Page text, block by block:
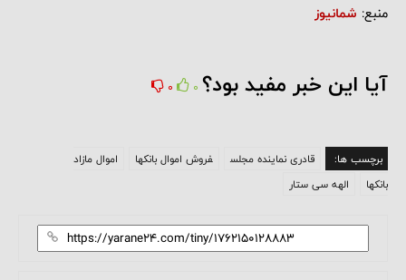
منبع: شمانیوز
آیا این خبر مفید بود؟ 0
0
برچسب ها: قادری نماینده مجلس فروش اموال بانکها
اموال مازاد
بانکها
الهه سی ستار